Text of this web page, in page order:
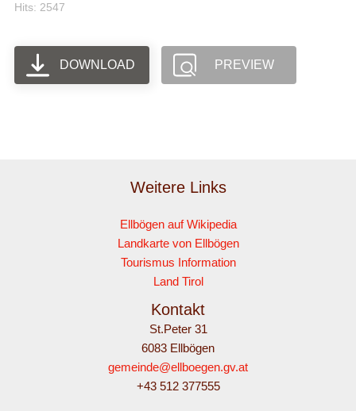
Hits: 2547
DOWNLOAD PREVIEW
Weitere Links
Ellbögen auf Wikipedia
Landkarte von Ellbögen
Tourismus Information
Land Tirol
Kontakt
St.Peter 31
6083 Ellbögen
gemeinde@ellboegen.gv.at
+43 512 377555